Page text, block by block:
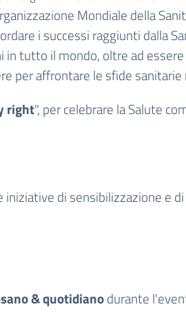
Mondiale della
i successi raggiunti dalla
tutto il mondo, oltre ad
per affrontare le sfide sanitarie
right", per celebrare la Salute
iniziative di sensibilizzazione e
& quotidianodurante